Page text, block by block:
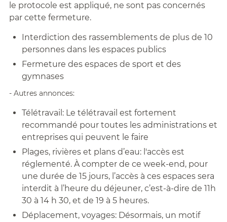
le protocole est appliqué, ne sont pas concernés
par cette fermeture.
Interdiction des rassemblements de plus de 10
personnes dans les espaces publics
Fermeture des espaces de sport et des
gymnases
- Autres annonces:
Télétravail: Le télétravail est fortement
recommandé pour toutes les administrations et
entreprises qui peuvent le faire
Plages, rivières et plans d’eau: l'accès est
réglementé. À compter de ce week-end, pour
une durée de 15 jours, l’accès à ces espaces sera
interdit à l’heure du déjeuner, c’est-à-dire de 11h
30 à 14 h 30, et de 19 à 5 heures.
Déplacement, voyages: Désormais, un motif